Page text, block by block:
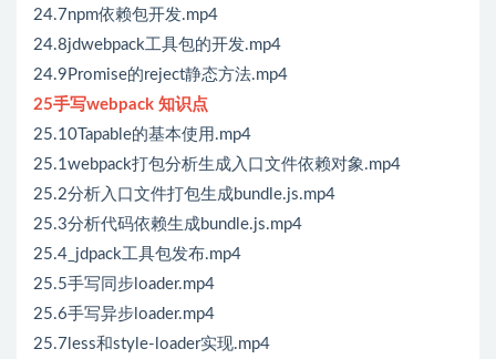
24.7npm依赖包开发.mp4
24.8jdwebpack工具包的开发.mp4
24.9Promise的reject静态方法.mp4
25手写webpack 知识点
25.10Tapable的基本使用.mp4
25.1webpack打包分析生成入口文件依赖对象.mp4
25.2分析入口文件打包生成bundle.js.mp4
25.3分析代码依赖生成bundle.js.mp4
25.4_jdpack工具包发布.mp4
25.5手写同步loader.mp4
25.6手写异步loader.mp4
25.7less和style-loader实现.mp4